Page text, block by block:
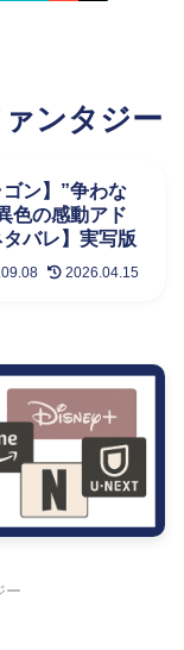
ンタジー
ゴン】”争わな
色の感動アド
バレ】実写版
2026.04.15
ー